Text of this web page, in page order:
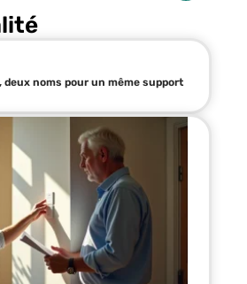
deux noms pour un même support